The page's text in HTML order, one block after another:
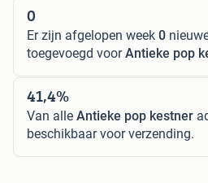
0
Er zijn afgelopen week 0
toegevoegd voorAntieke pop
41,4%
Van alle Antieke pop kestner
beschikbaar voor verzending.